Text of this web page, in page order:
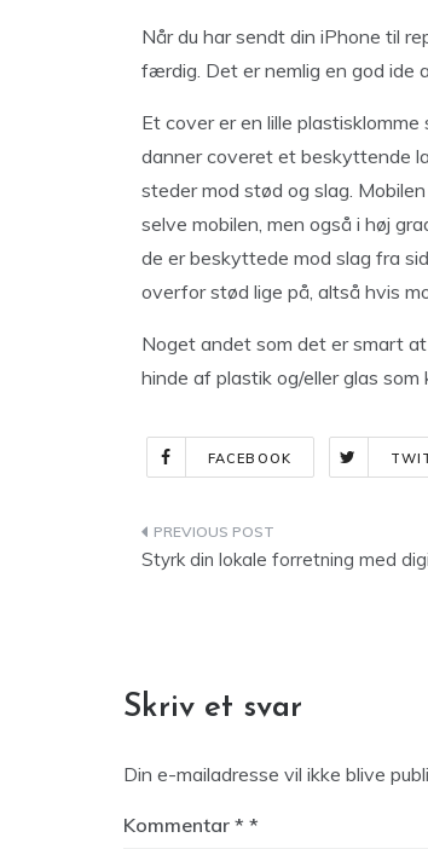
Når du har sendt din iPhone til
færdig. Det er nemlig en god ide
Et cover er en lille
danner coveret et beskyttende
steder mod stød og slag.
selve mobilen, men også i høj
de er beskyttede mod slag fra
overfor stød lige på, altså hvis
Noget andet som det er smart
hinde af plastik og/eller glas
FACEBOOK
Indlægsnavigation
Styrk din lokale forretning med
Skriv et svar
Din e-mailadresse vil ikke blive
Kommentar *